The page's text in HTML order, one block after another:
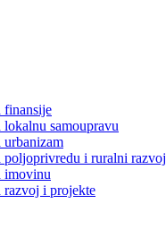
finansije
lokalnu samoupravu
urbanizam
poljoprivredu i ruralni razvoj
imovinu
razvoj i projekte